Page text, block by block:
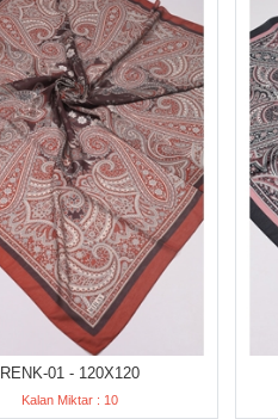
RENK-01 - 120X120
Kalan Miktar : 10